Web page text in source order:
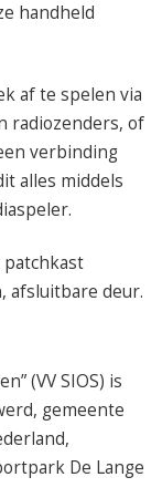
handheld
af te spelen via
radiozenders, of
verbinding
alles middels
afsluitbare deur.
(VV SIOS) is
gemeente
De Lange